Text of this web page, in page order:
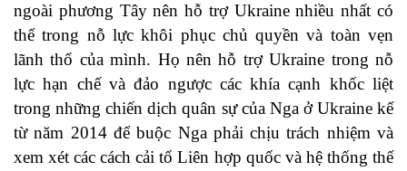
ngoài phương Tây nên hỗ trợ Ukraine nhiều nhất có
thể trong nỗ lực khôi phục chủ quyền và toàn vẹn
lãnh thổ của mình. Họ nên hỗ trợ Ukraine trong nỗ
lực hạn chế và đảo ngược cáckhía cạnh khốc liệt
trong những chiến dịch quân sự của Nga ở Ukraine kể
từ năm 2014 để buộc Nga phải chịu trách nhiệm và
xem xét các cách cải tổ Liên hợp quốc và hệ thống thế